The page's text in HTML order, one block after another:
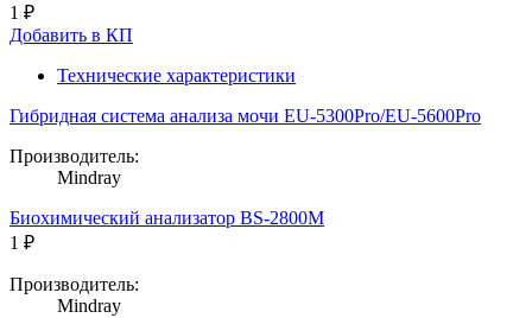
1 ₽
Добавить в КП
Технические характеристики
Гибридная система анализа мочи EU-5300Pro/EU-5600Pro
Производитель:
Mindray
Биохимический анализатор BS-2800M
1 ₽
Производитель:
Mindray